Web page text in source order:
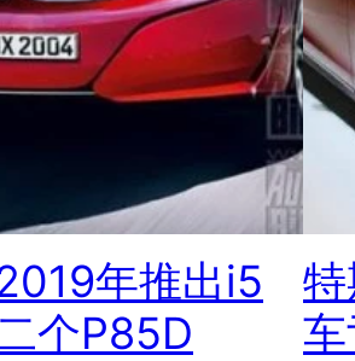
年推出i5
个P85D